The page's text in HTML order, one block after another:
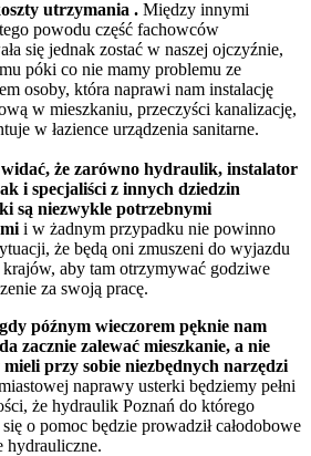
utrzymania . Między innymi
powodu część fachowców
się jednak zostać w naszej ojczyźnie,
póki co nie mamy problemu ze
osoby, która naprawi nam instalację
w mieszkaniu, przeczyści kanalizację,
w łazience urządzenia sanitarne.
że zarówno hydraulik, instalator
i specjaliści z innych dziedzin
są niezwykle potrzebnymi
i w żadnym przypadku nie powinno
że będą oni zmuszeni do wyjazdu
aby tam otrzymywać godziwe
za swoją pracę.
późnym wieczorem pęknie nam
zacznie zalewać mieszkanie, a nie
mieli przy sobie niezbędnych narzędzi
naprawy usterki będziemy pełni
że hydraulik Poznań do którego
o pomoc będzie prowadził całodobowe
hydrauliczne.